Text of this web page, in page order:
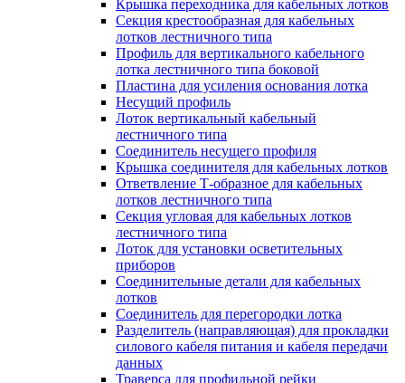
Крышка переходника для кабельных лотков
Секция крестообразная для кабельных
лотков лестничного типа
Профиль для вертикального кабельного
лотка лестничного типа боковой
Пластина для усиления основания лотка
Несущий профиль
Лоток вертикальный кабельный
лестничного типа
Соединитель несущего профиля
Крышка соединителя для кабельных лотков
Ответвление Т-образное для кабельных
лотков лестничного типа
Секция угловая для кабельных лотков
лестничного типа
Лоток для установки осветительных
приборов
Соединительные детали для кабельных
лотков
Соединитель для перегородки лотка
Разделитель (направляющая) для прокладки
силового кабеля питания и кабеля передачи
данных
Траверса для профильной рейки